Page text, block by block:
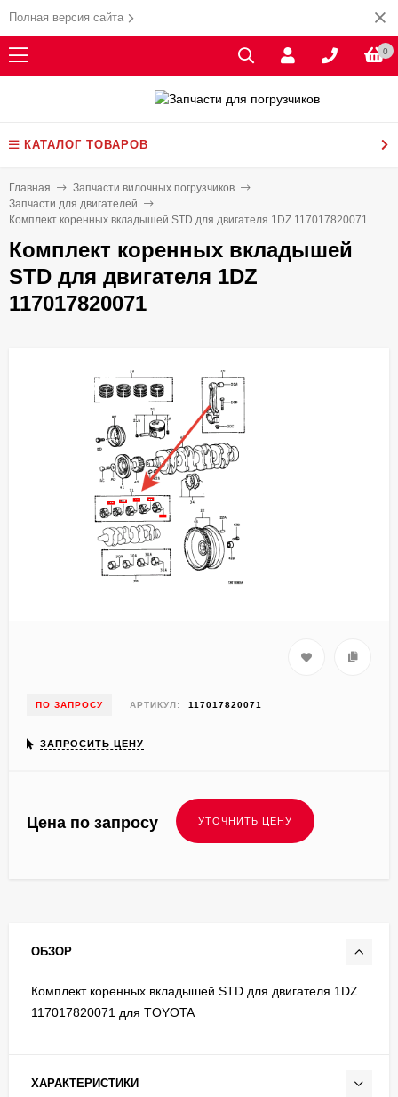
Полная версия сайта
0
КАТАЛОГ ТОВАРОВ
Главная
Запчасти вилочных погрузчиков
Запчасти для двигателей
Комплект коренных вкладышей STD для двигателя 1DZ 117017820071
Комплект коренных вкладышей
STD для двигателя 1DZ
117017820071
ПО ЗАПРОСУ АРТИКУЛ: 117017820071
ЗАПРОСИТЬ ЦЕНУ
Цена по запросу
ОБЗОР
Комплект коренных вкладышей STD для двигателя 1DZ
117017820071 для TOYOTA
ХАРАКТЕРИСТИКИ